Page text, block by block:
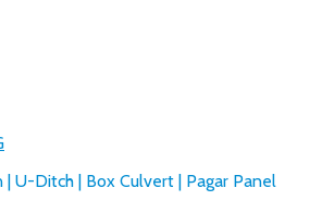
| U-Ditch | Box Culvert | Pagar Panel